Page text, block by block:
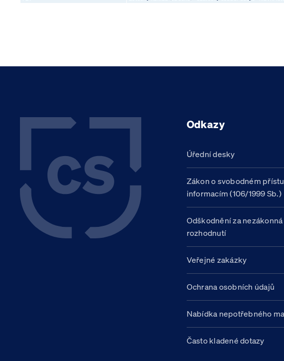
Odkazy
Úřední desky
Zákon o svobodném
informacím (106/1999 Sb.)
Odškodnění za nezákonná
rozhodnutí
Veřejné zakázky
Ochrana osobních údajů
Nabídka nepotřebného
Často kladené dotazy